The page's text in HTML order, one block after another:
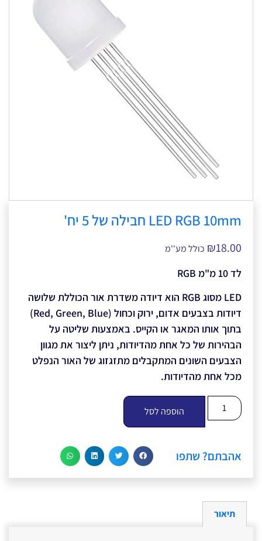
LED RGB 10mm חבילה של 5 יח'
₪18.00 כולל מע''מ
לד 10 מ"מ RGB
LED מסוג RGB הוא דיודה משדרת אור הכוללת שלושה
דיודות בצבעים אדום, ירוק וכחול (Red, Green, Blue)
בתוך אותו המאגר או הקייס. באמצעות שליטה על
הבהירות של כל אחת מהדיודות, ניתן ליצור את מגוון
הצבעים השונים המתקבלים מתזגזוג של האור הנפלט
מכל אחת מהדיודות.
הוספה לסל
אהבתם? שתפו
תיאור